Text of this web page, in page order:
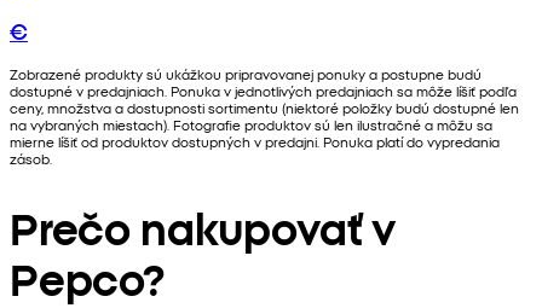
€
Zobrazené produkty sú ukážkou pripravovanej ponuky a postupne budú
dostupné v predajniach. Ponuka v jednotlivých predajniach sa môže líšiť podľa
ceny, množstva a dostupnosti sortimentu (niektoré položky budú dostupné len
na vybraných miestach). Fotografie produktov sú len ilustračné a môžu sa
mierne líšiť od produktov dostupných v predajni. Ponuka platí do vypredania
zásob.
Prečo nakupovať v
Pepco?